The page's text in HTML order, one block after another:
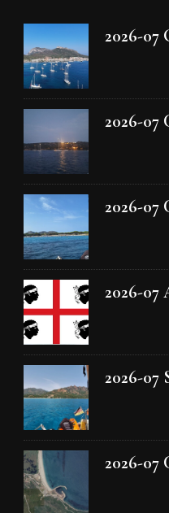
2026-
2026-07
2026-07
2026-07
2026-07
2026-07